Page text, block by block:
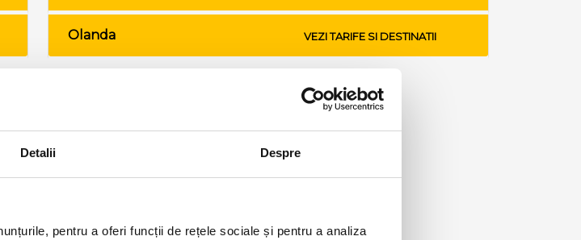
Detalii Despre
pentru a oferi funcții de rețele sociale și pentru a analiza
Olanda VEZI TARIFE SI DESTINATII